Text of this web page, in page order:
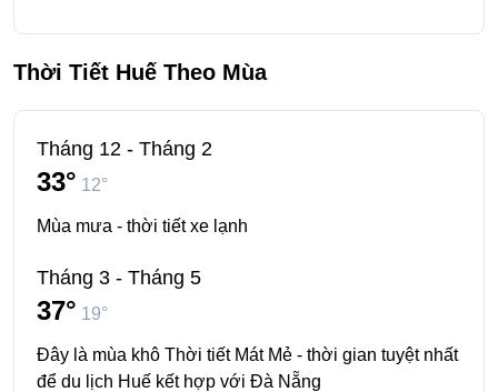
Thời Tiết Huế Theo Mùa
Tháng 12 - Tháng 2
33° 12°
Mùa mưa - thời tiết xe lạnh
Tháng 3 - Tháng 5
37° 19°
Đây là mùa khô Thời tiết Mát Mẻ - thời gian tuyệt nhất
để du lịch Huế kết hợp với Đà Nẵng